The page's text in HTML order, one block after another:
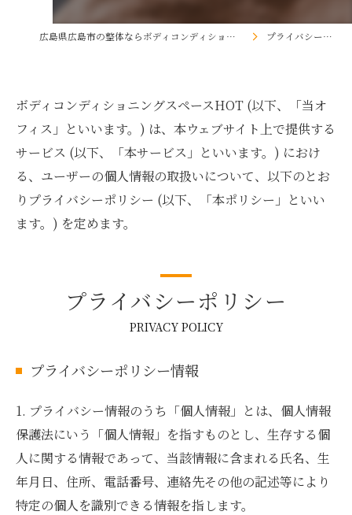
広島県広島市の整体ならボディコンディショニングスペースHOT プライバシーポリシー
ボディコンディショニングスペースHOT (以下、「当オ
フィス」といいます。) は、本ウェブサイト上で提供する
サービス (以下、「本サービス」といいます。) におけ
る、ユーザーの個人情報の取扱いについて、以下のとお
りプライバシーポリシー (以下、「本ポリシー」といい
ます。) を定めます。
プライバシーポリシー
PRIVACY POLICY
プライバシーポリシー情報
1. プライバシー情報のうち「個人情報」とは、個人情報
保護法にいう「個人情報」を指すものとし、生存する個
人に関する情報であって、当該情報に含まれる氏名、生
年月日、住所、電話番号、連絡先その他の記述等により
特定の個人を識別できる情報を指します。